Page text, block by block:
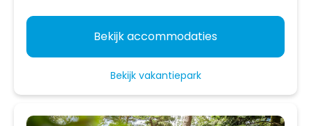
Bekijk accommodaties
Bekijk vakantiepark